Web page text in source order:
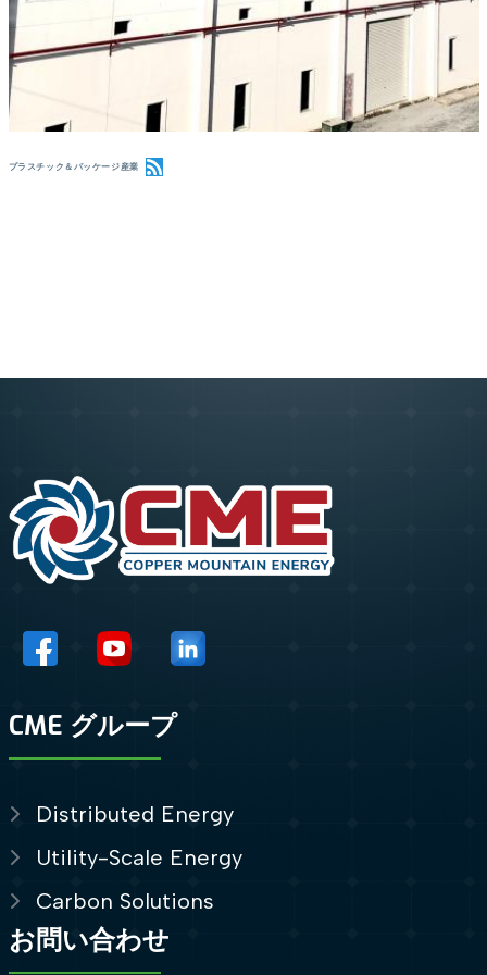
プラスチック＆パッケージ産業
CME グループ
Distributed Energy
Utility-Scale Energy
Carbon Solutions
お問い合わせ